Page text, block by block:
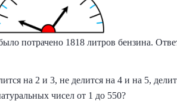
потрачено 1818 литров бензина.
на 2 и 3, не делится на 4 и на 5,
чисел от 1 до 550?